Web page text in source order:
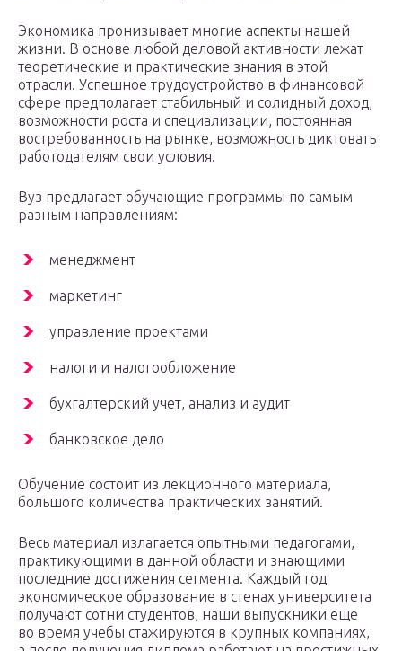
Экономика пронизывает многие аспекты нашей
жизни. В основе любой деловой активности лежат
теоретические и практические знания в этой
отрасли. Успешное трудоустройство в финансовой
сфере предполагает стабильный и солидный доход,
возможности роста и специализации, постоянная
востребованность на рынке, возможность диктовать
работодателям свои условия.
Вуз предлагает обучающие программы по самым
разным направлениям:
менеджмент
маркетинг
управление проектами
налоги и налогообложение
бухгалтерский учет, анализ и аудит
банковское дело
Обучение состоит из лекционного материала,
большого количества практических занятий.
Весь материал излагается опытными педагогами,
практикующими в данной области и знающими
последние достижения сегмента. Каждый год
экономическое образование в стенах университета
получают сотни студентов, наши выпускники еще
во время учебы стажируются в крупных компаниях,